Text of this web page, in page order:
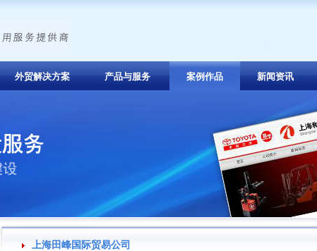
外贸解决方案 产品与服务 案例作品 新闻资讯
上海田峰国际贸易公司